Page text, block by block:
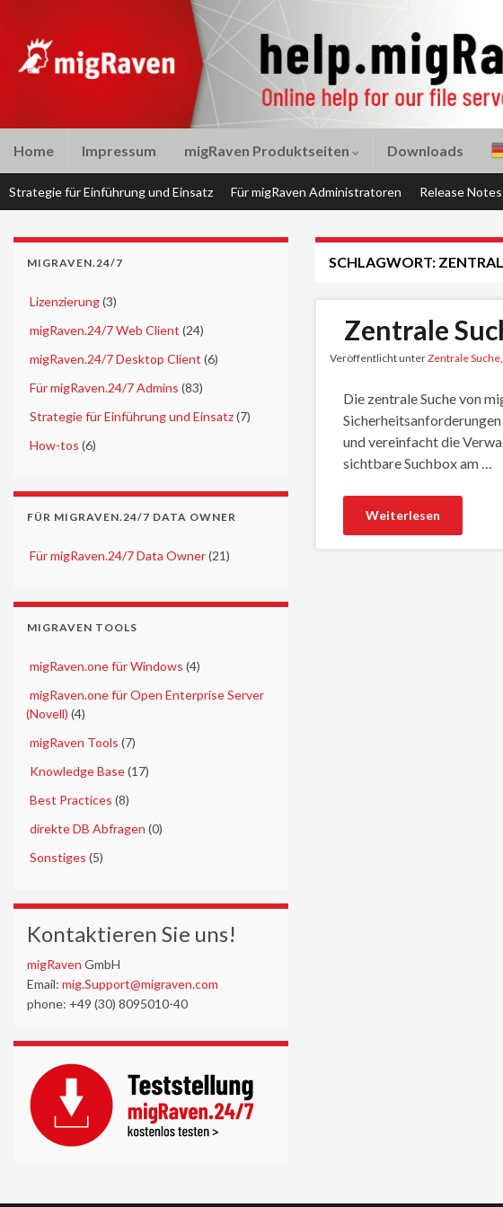
Home Impressum migRaven Produktseiten Downloads
Strategie für Einführung und Einsatz Für migRaven Administratoren Release Notes
MIGRAVEN.24/7
Lizenzierung(3)
migRaven.24/7 Web Client (24)
migRaven.24/7 Desktop Client (6)
Für migRaven.24/7 Admins (83)
Strategie für Einführung und Einsatz(7)
How-tos (6)
FÜR MIGRAVEN.24/7 DATA OWNER
Für migRaven.24/7 Data Owner(21)
MIGRAVEN TOOLS
migRaven.one für Windows (4)
migRaven.one für Open Enterprise Server
(Novell) (4)
migRaven Tools (7)
Knowledge Base(17)
Best Practices (8)
direkte DB Abfragen (0)
Sonstiges (5)
Kontaktieren Sie uns!
migRaven GmbH
Email: mig.Support@migraven.com
phone: +49 (30) 8095010-40
SCHLAGWORT:
Zentrale
Veröffentlicht unterZentrale Suche
Die zentrale Suche von
und vereinfacht die
sichtbare Suchbox am …
Weiterlesen